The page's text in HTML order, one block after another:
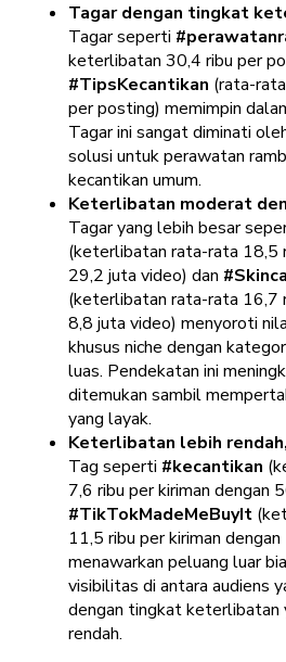
Tagar dengan tingkat
Tagar seperti
keterlibatan 30,4 ribu per
#TipsKecantikan (rata-
per posting) memimpin
Tagar ini sangat diminati
solusi untuk perawatan
kecantikan umum.
Keterlibatan moderat
Tagar yang lebih besar
(keterlibatan rata-rata 18,5
29,2 juta video) dan
(keterlibatan rata-rata 16,7
8,8 juta video) menyoroti
khusus niche dengan
luas. Pendekatan ini
ditemukan sambil
yang layak.
Keterlibatan lebih
Tag seperti #kecantikan
7,6 ribu per kiriman dengan
#TikTokMadeMeBuyIt
11,5 ribu per kiriman
menawarkan peluang luar
visibilitas di antara audiens
dengan tingkat keterlibatan
rendah.